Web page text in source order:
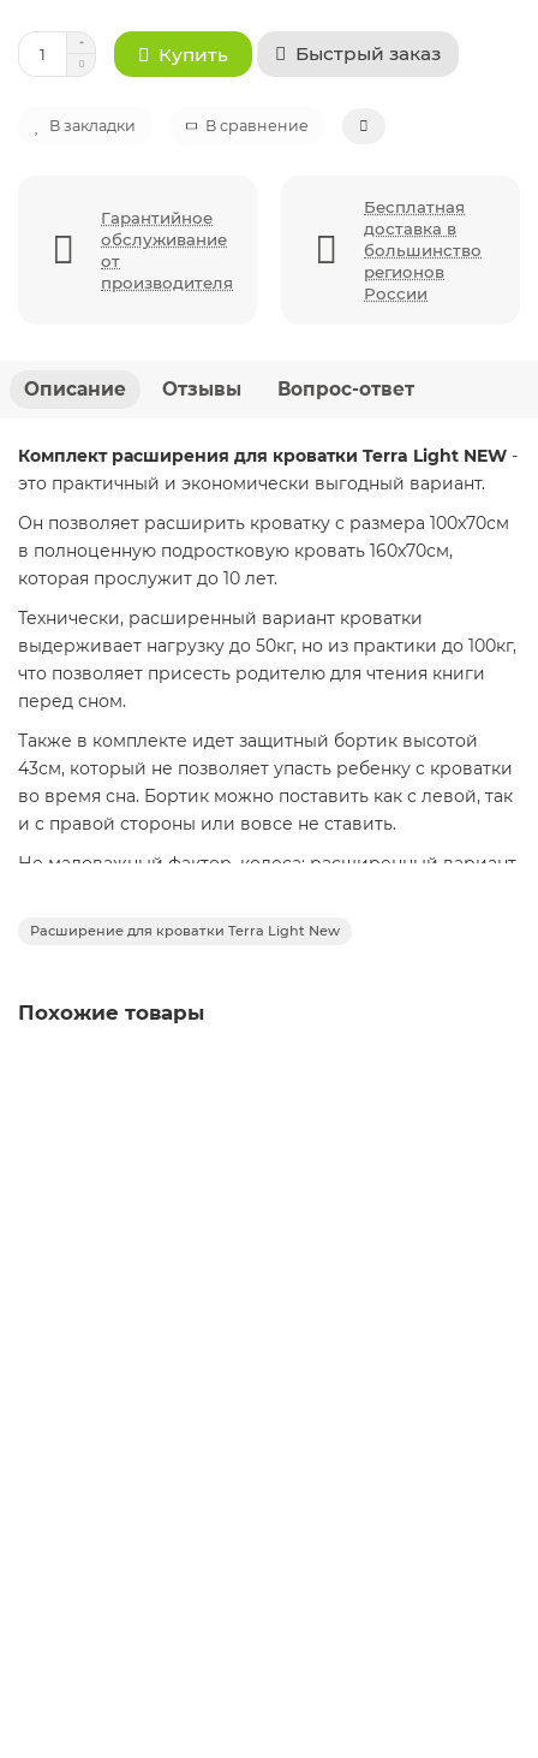
Купить Быстрый заказ
В закладки В сравнение
Гарантийное
обслуживание
от
производителя
Бесплатная
доставка в
большинство
регионов
России
Описание Отзывы Вопрос-ответ
Комплект расширения для кроватки Terra Light NEW -
это практичный и экономически выгодный вариант.
Он позволяет расширить кроватку с размера 100х70см
в полноценную подростковую кровать 160х70см,
которая прослужит до 10 лет.
Технически, расширенный вариант кроватки
выдерживает нагрузку до 50кг, но из практики до 100кг,
что позволяет присесть родителю для чтения книги
перед сном.
Также в комплекте идет защитный бортик высотой
43см, который не позволяет упасть ребенку с кроватки
во время сна. Бортик можно поставить как с левой, так
и с правой стороны или вовсе не ставить.
Не маловажный фактор, колеса: расширенный вариант
Расширение для кроватки Terra Light New
Похожие товары